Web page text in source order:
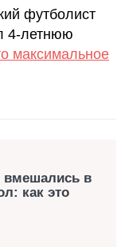
футболист
4-летнюю
максимальное
вмешались в
как это